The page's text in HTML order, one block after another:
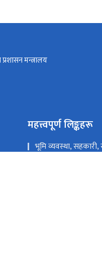
मन्त्रालय
महत्त्वपूर्ण लिङ्कहरू
भूमि व्यवस्था,